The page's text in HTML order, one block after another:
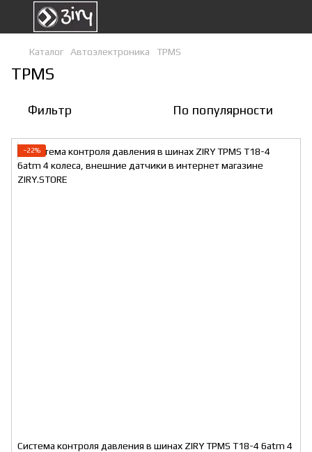
Каталог Автоэлектроника TPMS
TPMS
Фильтр По популярности
−22%
Система контроля давления в шинах ZIRY TPMS T18-4 6atm 4